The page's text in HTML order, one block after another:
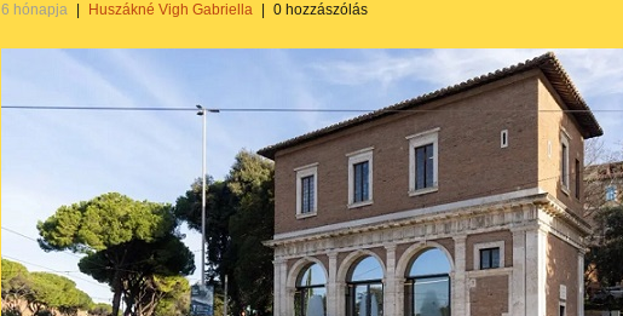
6 hónapja Huszákné Vigh Gabriella 0 hozzászólás